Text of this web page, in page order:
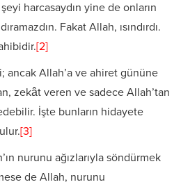
harcasaydın yine de onların
Fakat Allah, ısındırdı.
[2]
ancak Allah’a ve ahiret gününe
zekât veren ve sadece Allah’tan
İşte bunların hidayete
[3]
nurunu ağızlarıyla söndürmek
de Allah, nurunu